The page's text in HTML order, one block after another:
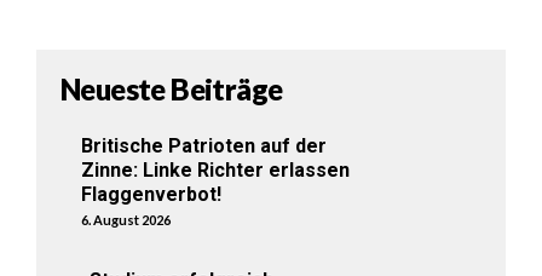
Neueste Beiträge
Britische Patrioten auf der
Zinne: Linke Richter erlassen
Flaggenverbot!
6. August 2026